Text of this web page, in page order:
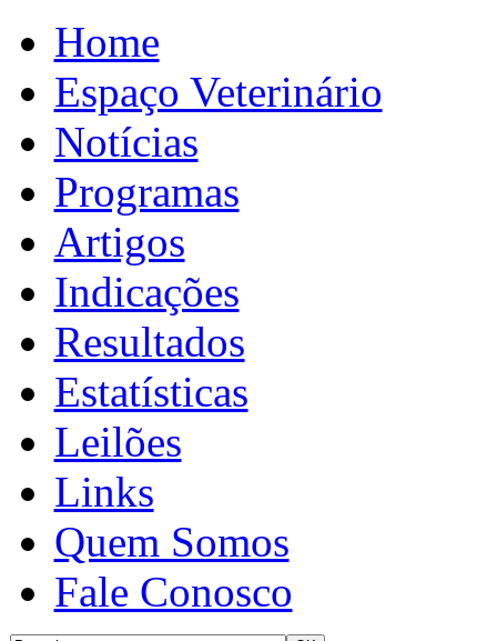
Home
Espaço Veterinário
Notícias
Programas
Artigos
Indicações
Resultados
Estatísticas
Leilões
Links
Quem Somos
Fale Conosco